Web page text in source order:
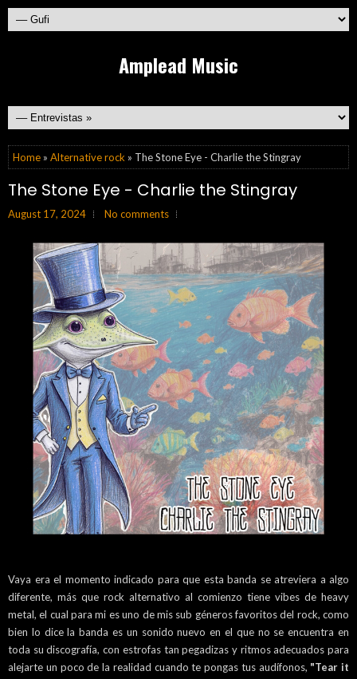
Amplead Music
Home » Alternative rock » The Stone Eye - Charlie the Stingray
The Stone Eye - Charlie the Stingray
August 17, 2024 No comments
Vaya era el momento indicado para que esta banda se atreviera a algo
diferente, más que rock alternativo al comienzo tiene vibes de heavy
metal, el cual para mi es uno de mis sub géneros favoritos del rock, como
bien lo dice la banda es un sonido nuevo en el que no se encuentra en
toda su discografía, con estrofas tan pegadizas y ritmos adecuados para
alejarte un poco de la realidad cuando te pongas tus audífonos, "Tear it